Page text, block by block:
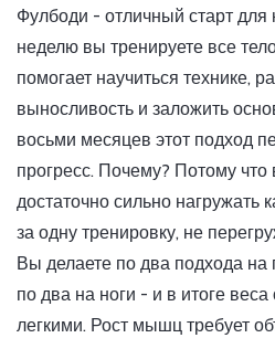
Фулбоди - отличный старт для
неделю вы тренируете все
помогает научиться технике,
выносливость и заложить
восьми месяцев этот подход
прогресс. Почему? Потому
достаточно сильно
за одну тренировку, не
Вы делаете по два подхода на
по два на ноги - и в итоге
легкими. Рост мышц требует